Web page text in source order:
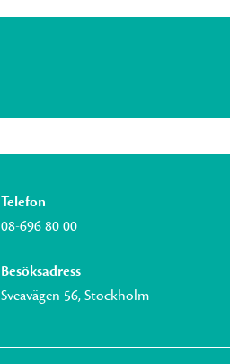
Telefon
08-696 80 00
Besöksadress
Sveavägen 56, Stockholm